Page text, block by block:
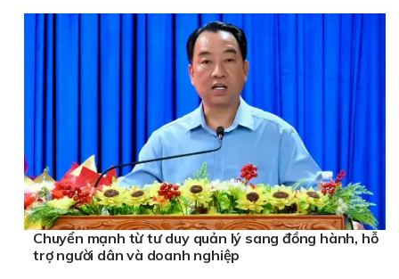
Chuyển mạnh từ tư duy quản lý sang đồng hành, hỗ
trợ người dân và doanh nghiệp